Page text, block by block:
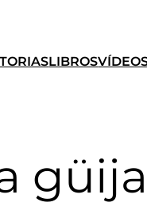
LIBROS
güija